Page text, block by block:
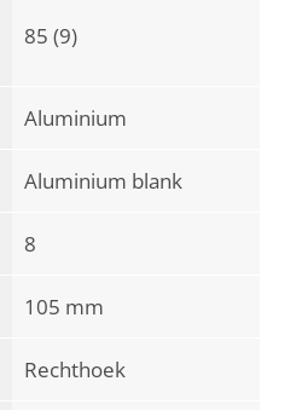
85 (9)
Aluminium
Aluminium blank
8
105 mm
Rechthoek